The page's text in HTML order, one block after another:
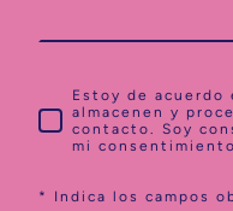
Estoy de acuerdo
almacenen y
contacto. Soy
mi
* Indica los campos